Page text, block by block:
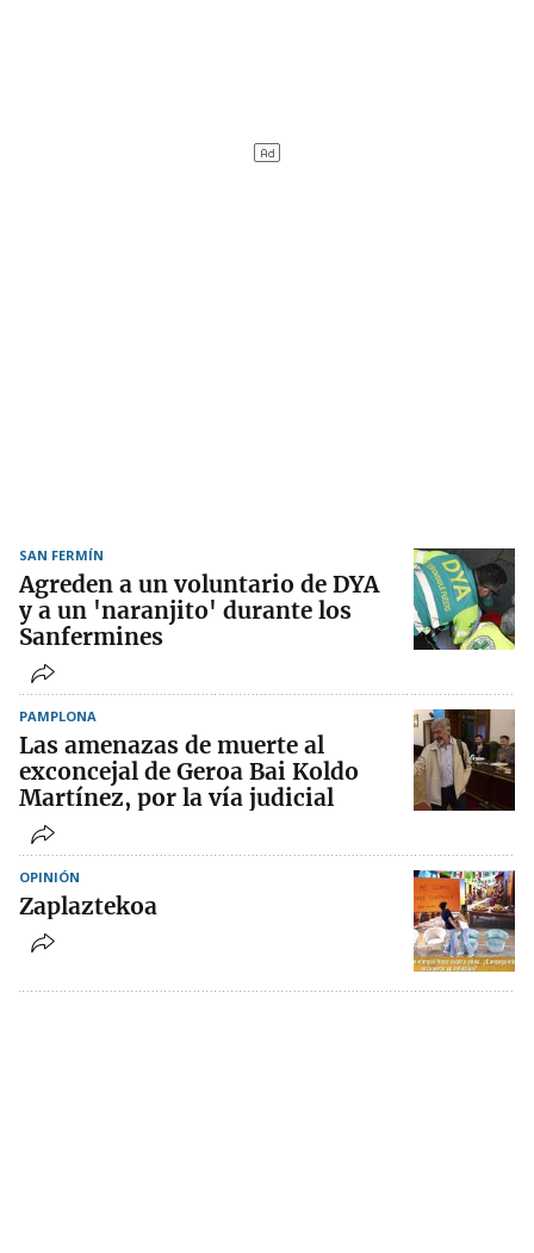
SAN FERMÍN
Agreden a un voluntario de DYA
y a un 'naranjito' durante los
Sanfermines
PAMPLONA
Las amenazas de muerte al
exconcejal de Geroa Bai Koldo
Martínez, por la vía judicial
OPINIÓN
Zaplaztekoa